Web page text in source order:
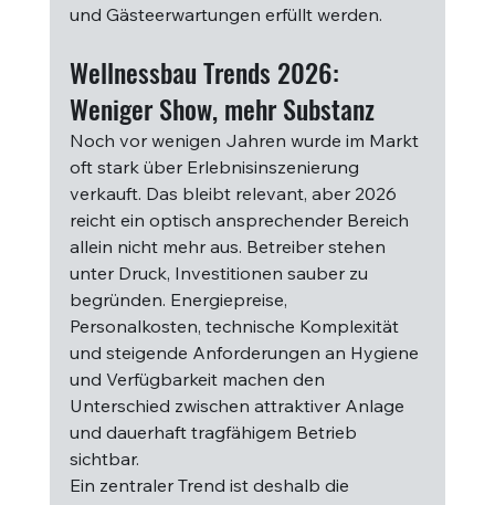
und Gästeerwartungen erfüllt werden.
Wellnessbau Trends 2026:
Weniger Show, mehr Substanz
Noch vor wenigen Jahren wurde im Markt
oft stark über Erlebnisinszenierung
verkauft. Das bleibt relevant, aber 2026
reicht ein optisch ansprechender Bereich
allein nicht mehr aus. Betreiber stehen
unter Druck, Investitionen sauber zu
begründen. Energiepreise,
Personalkosten, technische Komplexität
und steigende Anforderungen an Hygiene
und Verfügbarkeit machen den
Unterschied zwischen attraktiver Anlage
und dauerhaft tragfähigem Betrieb
sichtbar.
Ein zentraler Trend ist deshalb die